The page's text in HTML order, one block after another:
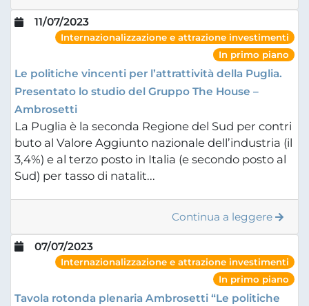
11/07/2023
Internazionalizzazione e attrazione investimenti
In primo piano
Le politiche vincenti per l’attrattività della Puglia.
Presentato lo studio del Gruppo The House –
Ambrosetti
La Puglia è la seconda Regione del Sud per contri
buto al Valore Aggiunto nazionale dell’industria (il
3,4%) e al terzo posto in Italia (e secondo posto al
Sud) per tasso di natalit...
Continua a leggere
07/07/2023
Internazionalizzazione e attrazione investimenti
In primo piano
Tavola rotonda plenaria Ambrosetti “Le politiche